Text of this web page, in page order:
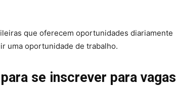
que oferecem oportunidades diariamente
uma oportunidade de trabalho.
se inscrever para vagas